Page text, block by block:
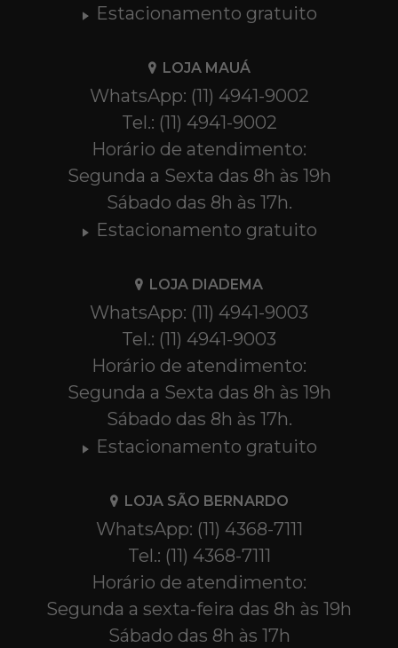
Estacionamento gratuito
LOJA MAUÁ
WhatsApp: (11) 4941-9002
Tel.: (11) 4941-9002
Horário de atendimento:
Segunda a Sexta das 8h às 19h
Sábado das 8h às 17h.
Estacionamento gratuito
LOJA DIADEMA
WhatsApp: (11) 4941-9003
Tel.: (11) 4941-9003
Horário de atendimento:
Segunda a Sexta das 8h às 19h
Sábado das 8h às 17h.
Estacionamento gratuito
LOJA SÃO BERNARDO
WhatsApp: (11) 4368-7111
Tel.: (11) 4368-7111
Horário de atendimento:
Segunda a sexta-feira das 8h às 19h
Sábado das 8h às 17h